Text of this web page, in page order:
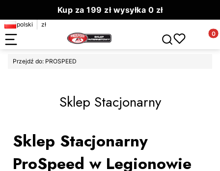
Kup za 199 zł wysyłka 0 zł
polski zł
Otwórz
Przejdź do: PROSPEED
Sklep Stacjonarny
Sklep Stacjonarny
ProSpeed w Legionowie